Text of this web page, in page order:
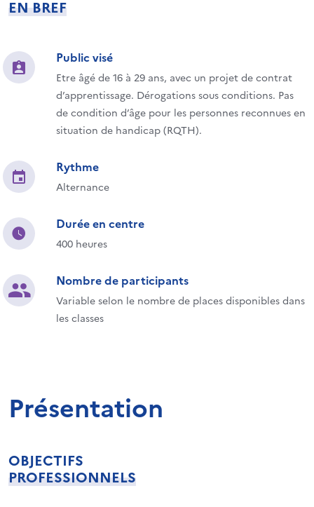
EN BREF
Public visé
Etre âgé de 16 à 29 ans, avec un projet de contrat
d’apprentissage. Dérogations sous conditions. Pas
de condition d’âge pour les personnes reconnues en
situation de handicap (RQTH).
Rythme
Alternance
Durée en centre
400 heures
Nombre de participants
Variable selon le nombre de places disponibles dans
les classes
Présentation
OBJECTIFS
PROFESSIONNELS